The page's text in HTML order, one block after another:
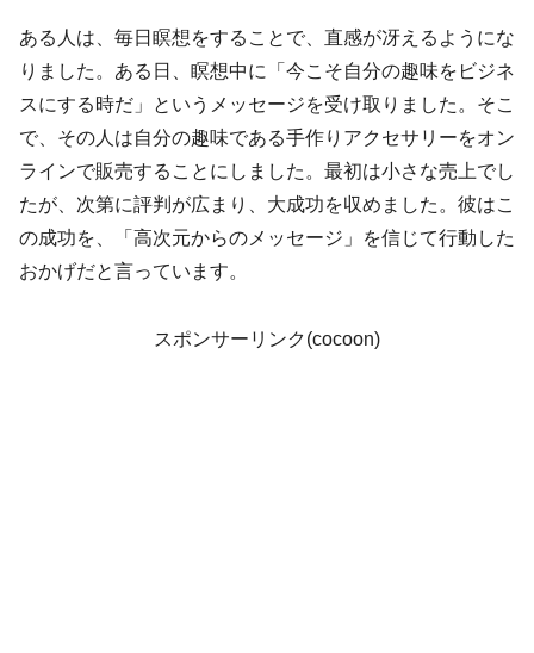
ある人は、毎日瞑想をすることで、直感が冴えるようにな
りました。ある日、瞑想中に「今こそ自分の趣味をビジネ
スにする時だ」というメッセージを受け取りました。そこ
で、その人は自分の趣味である手作りアクセサリーをオン
ラインで販売することにしました。最初は小さな売上でし
たが、次第に評判が広まり、大成功を収めました。彼はこ
の成功を、「高次元からのメッセージ」を信じて行動した
おかげだと言っています。
スポンサーリンク(cocoon)